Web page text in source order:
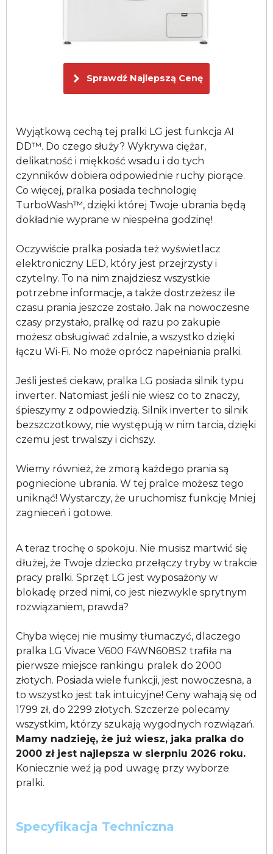
Sprawdź Najlepszą Cenę
Wyjątkową cechą tej pralki LG jest funkcja AI
DD™. Do czego służy? Wykrywa ciężar,
delikatność i miękkość wsadu i do tych
czynników dobiera odpowiednie ruchy piorące.
Co więcej, pralka posiada technologię
TurboWash™, dzięki której Twoje ubrania będą
dokładnie wyprane w niespełna godzinę!
Oczywiście pralka posiada też wyświetlacz
elektroniczny LED, który jest przejrzysty i
czytelny. To na nim znajdziesz wszystkie
potrzebne informacje, a także dostrzeżesz ile
czasu prania jeszcze zostało. Jak na nowoczesne
czasy przystało, pralkę od razu po zakupie
możesz obsługiwać zdalnie, a wszystko dzięki
łączu Wi-Fi. No może oprócz napełniania pralki.
Jeśli jesteś ciekaw, pralka LG posiada silnik typu
inverter. Natomiast jeśli nie wiesz co to znaczy,
śpieszymy z odpowiedzią. Silnik inverter to silnik
bezszczotkowy, nie występują w nim tarcia, dzięki
czemu jest trwalszy i cichszy.
Wiemy również, że zmorą każdego prania są
pogniecione ubrania. W tej pralce możesz tego
uniknąć! Wystarczy, że uruchomisz funkcję Mniej
zagnieceń i gotowe.
A teraz trochę o spokoju. Nie musisz martwić się
dłużej, że Twoje dziecko przełączy tryby w trakcie
pracy pralki. Sprzęt LG jest wyposażony w
blokadę przed nimi, co jest niezwykle sprytnym
rozwiązaniem, prawda?
Chyba więcej nie musimy tłumaczyć, dlaczego
pralka LG Vivace V600 F4WN608S2 trafiła na
pierwsze miejsce rankingu pralek do 2000
złotych. Posiada wiele funkcji, jest nowoczesna, a
to wszystko jest tak intuicyjne! Ceny wahają się od
1799 zł, do 2299 złotych. Szczerze polecamy
wszystkim, którzy szukają wygodnych rozwiązań.
Mamy nadzieję, że już wiesz, jaka pralka do
2000 zł jest najlepsza w sierpniu 2026 roku.
Koniecznie weź ją pod uwagę przy wyborze
pralki.
Specyfikacja Techniczna